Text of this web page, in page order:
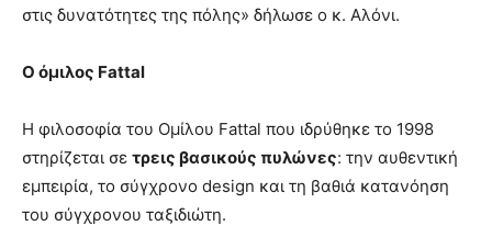
στις δυνατότητες της πόλης» δήλωσε ο κ. Αλόνι.
Ο όμιλος Fattal
Η φιλοσοφία του Ομίλου Fattal που ιδρύθηκε το 1998
στηρίζεται σε τρεις βασικούς πυλώνες: την αυθεντική
εμπειρία, το σύγχρονο design και τη βαθιά κατανόηση
του σύγχρονου ταξιδιώτη.